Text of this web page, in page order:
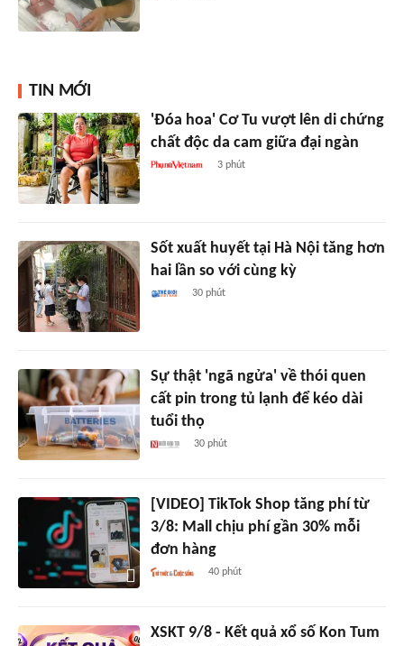
TIN MỚI
'Đóa hoa' Cơ Tu vượt lên di chứng
chất độc da cam giữa đại ngàn
3 phút
Sốt xuất huyết tại Hà Nội tăng hơn
hai lần so với cùng kỳ
30 phút
Sự thật 'ngã ngửa' về thói quen
cất pin trong tủ lạnh để kéo dài
tuổi thọ
30 phút
[VIDEO] TikTok Shop tăng phí từ
3/8: Mall chịu phí gần 30% mỗi
đơn hàng
40 phút
XSKT 9/8 - Kết quả xổ số Kon Tum